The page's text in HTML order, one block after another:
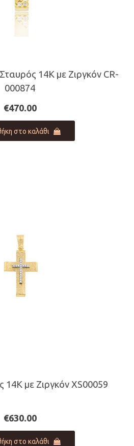
14Κ με Ζιργκόν CR-
000874
€470.00
στο καλάθι
με Ζιργκόν XS00059
€630.00
στο καλάθι